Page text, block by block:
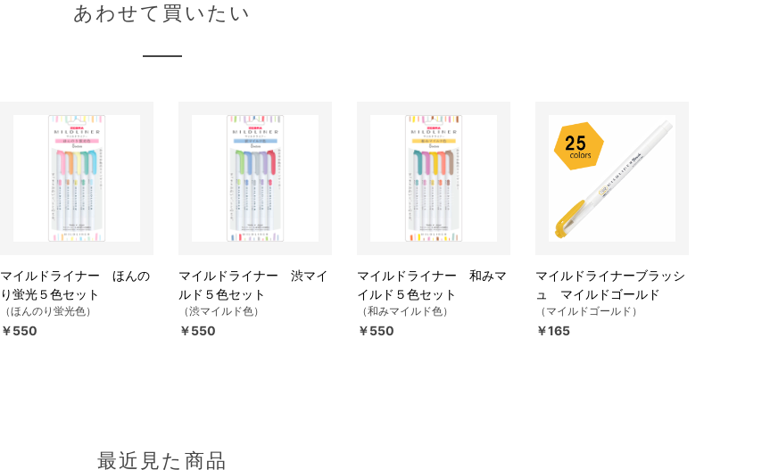
あわせて買いたい
マイルドライナー ほんの
り蛍光５色セット
（ほんのり蛍光色）
￥550
マイルドライナー 渋マイ
ルド５色セット
（渋マイルド色）
￥550
マイルドライナー 和みマ
イルド５色セット
（和みマイルド色）
￥550
マイルドライナーブラッシ
ュ マイルドゴールド
（マイルドゴールド）
￥165
最近見た商品